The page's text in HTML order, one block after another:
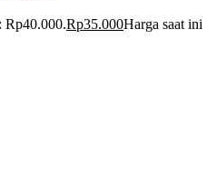
Rp40.000.Rp35.000Harga saat ini